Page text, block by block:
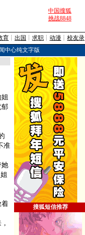
中国搜狐
挑战8848
育 ┊ 出国 ┊ 求职 ┊ 动漫 ┊ 校友录
中心纯文字版
郁
准
她
着
搜狐短信推荐